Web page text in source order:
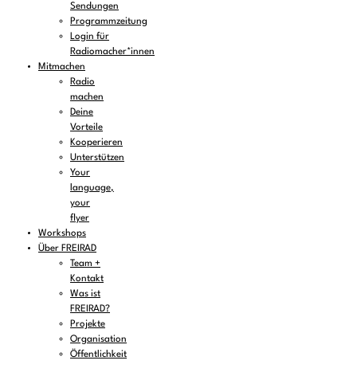
Sendungen
Programmzeitung
Login für
Radiomacher*innen
Mitmachen
Radio
machen
Deine
Vorteile
Kooperieren
Unterstützen
Your
language,
your
flyer
Workshops
Über FREIRAD
Team +
Kontakt
Was ist
FREIRAD?
Projekte
Organisation
Öffentlichkeit